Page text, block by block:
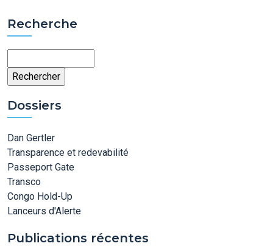
Recherche
Dossiers
Dan Gertler
Transparence et redevabilité
Passeport Gate
Transco
Congo Hold-Up
Lanceurs d'Alerte
Publications récentes